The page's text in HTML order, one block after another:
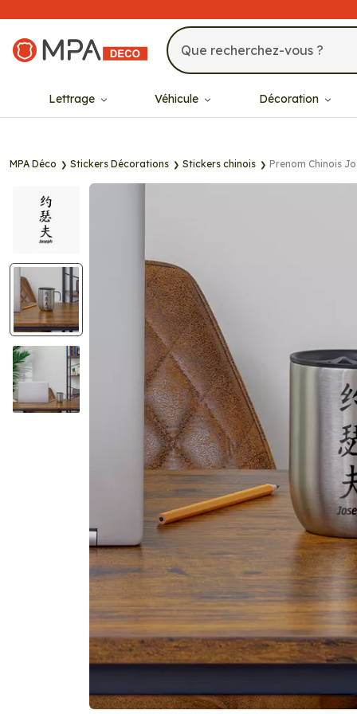
MPA Déco
Lettrage Véhicule Décoration
MPA Déco Stickers Décorations Stickers chinois Prenom Chinois